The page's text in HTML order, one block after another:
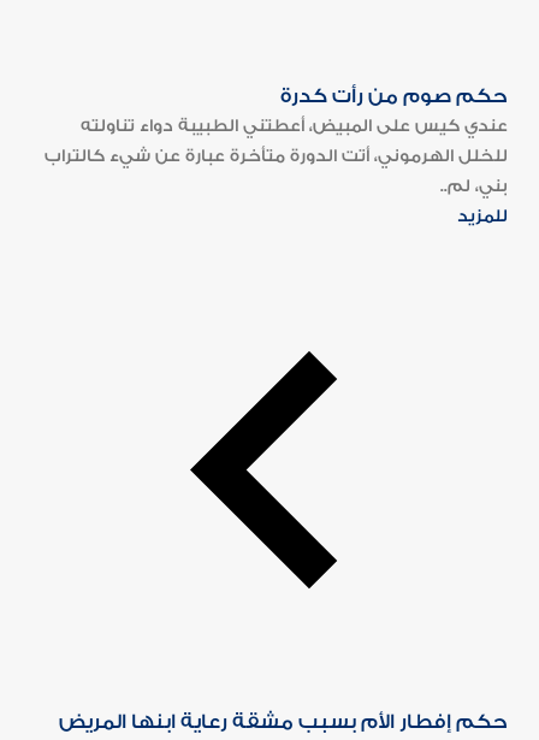
حكم صوم من رأت كدرة
عندي كيس على المبيض، أعطتني الطبيبة دواء تناولته
للخلل الهرموني، أتت الدورة متأخرة عبارة عن شيء كالتراب
بني، لم..
للمزيد
حكم إفطار الأم بسبب مشقة رعاية ابنها المريض